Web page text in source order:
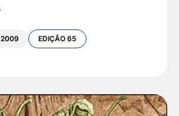
2009 EDIÇÃO 65